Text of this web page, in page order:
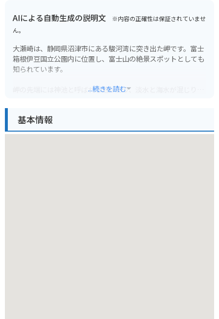
AIによる自動生成の説明文 ※内容の正確性は保証されていませ
ん。
大瀬崎は、静岡県沼津市にある駿河湾に突き出た岬です。富士
箱根伊豆国立公園内に位置し、富士山の絶景スポットとしても
知られています。
岬の先端には神池と呼ばれる池があり、淡水と海水が混じり合
ットとしても人気です。
...続きを読む
基本情報